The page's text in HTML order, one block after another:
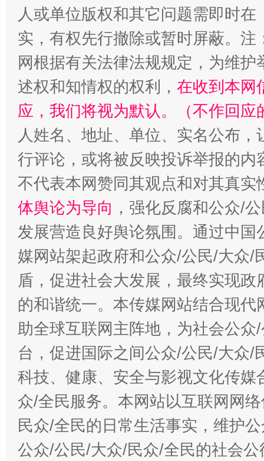
人或单位版权和其它问题需即时在
实，有权先行撤除或暂时屏蔽。
网根据有关法律法规规定，为维
述权和知情权的权利， 在收到本网
应，我们将视为默认。（不作回应
人姓名、地址、单位、实名公布
行评论，或将被反映投诉举报的
不代表本网赞同其观点和对其真实
体舆论为导向 ，强化反腐和公众/
发展营造良好舆论氛围。通过中
媒网站架起政府和公众/公民/大众/
盾，促进社会大发展，最终实现
的和谐统一。本传媒网站结合现
助全球互联网主阵地，为社会公
台，促进国际之间公众/公民/大众/
科技、健康、安全与影视文化传
众/全民服务。本网站以互联网网
民众/全民的日常生活事实，维护
公众/公民/大众/民众/全民的社会公